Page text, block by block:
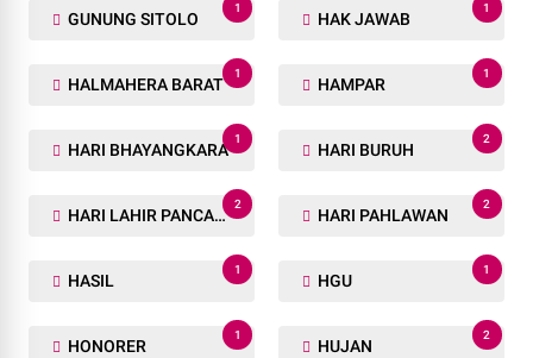
GUNUNG SITOLO
1
HAK JAWAB
1
HALMAHERA BARAT
1
HAMPAR
1
HARI BHAYANGKARA
1
HARI BURUH
2
HARI LAHIR PANCASILA
2
HARI PAHLAWAN
2
HASIL
1
HGU
1
HONORER
1
HUJAN
2